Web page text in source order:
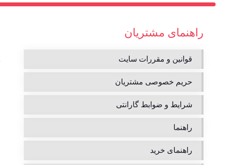
راهنمای مشتریان
قوانین و مقررات سایت
حریم خصوصی مشتریان
شرایط و ضوابط گارانتی
راهنما
راهنمای خرید